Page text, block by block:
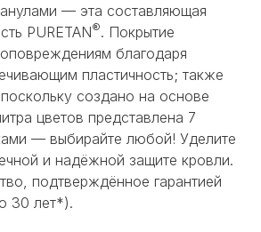
— эта составляющая
PURETAN®. Покрытие
благодаря
пластичность; также
создано на основе
цветов представлена 7
— выбирайте любой! Уделите
и надёжной защите кровли.
подтверждённое гарантией
30 лет*).